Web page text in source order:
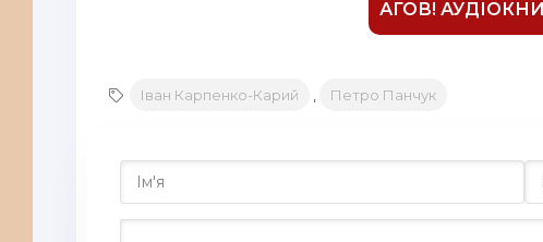
18
20
21
АГОВ!
Іван Карпенко-Карий Петро Панчук